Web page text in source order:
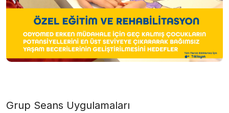
Grup Seans Uygulamaları